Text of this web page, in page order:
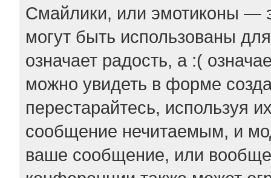
Смайлики, или эмотиконы —
могут быть использованы
означает радость, а :(
можно увидеть в форме
перестарайтесь, используя
сообщение нечитаемым, и
ваше сообщение, или